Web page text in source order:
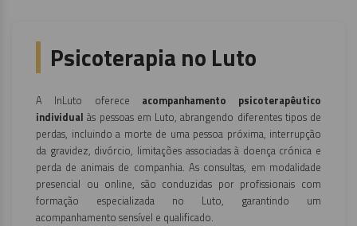
Psicoterapia no Luto
A InLuto oferece acompanhamento psicoterapêutico
individual às pessoas em Luto, abrangendo diferentes tipos de
perdas, incluindo a morte de uma pessoa próxima, interrupção
da gravidez, divórcio, limitações associadas à doença crónica e
perda de animais de companhia. As consultas, em modalidade
presencial ou online, são conduzidas por profissionais com
formação especializada no Luto, garantindo um
acompanhamento sensível e qualificado.